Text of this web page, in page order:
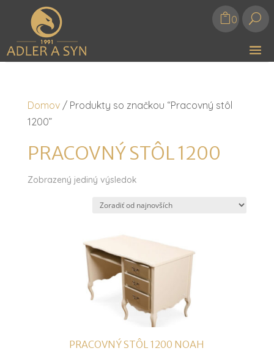
0 U
Domov/ Produkty so značkou “Pracovný stôl
1200”
PRACOVNÝ STÔL 1200
Zobrazený jediný výsledok
PRACOVNÝ STÔL 1200 NOAH